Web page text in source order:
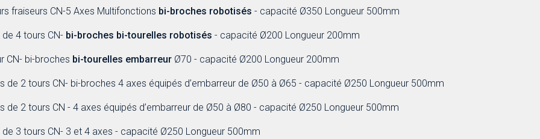
fraiseurs CN-5 Axes Multifonctions bi-broches robotisés - capacité Ø350 Longueur 500mm
de 4 tours CN- bi-broches bi-tourelles robotisés - capacité Ø200 Longueur 200mm
CN- bi-broches bi-tourelles embarreur Ø70 - capacité Ø200 Longueur 200mm
de 2 tours CN- bi-broches 4 axes équipés d’embarreur de Ø50 à Ø65 - capacité Ø250 Longueur 500mm
de 2 tours CN - 4 axes équipés d’embarreur de Ø50 à Ø80 - capacité Ø250 Longueur 500mm
de 3 tours CN- 3 et 4 axes - capacité Ø250 Longueur 500mm